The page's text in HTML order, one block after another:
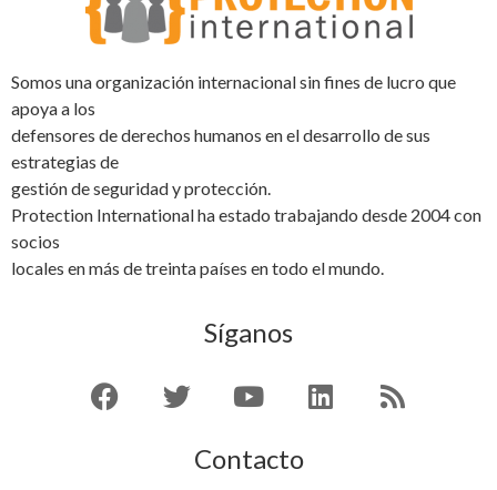
Somos una organización internacional sin fines de lucro que
apoya a los
defensores de derechos humanos en el desarrollo de sus
estrategias de
gestión de seguridad y protección.
Protection International ha estado trabajando desde 2004 con
socios
locales en más de treinta países en todo el mundo.
Síganos
Contacto